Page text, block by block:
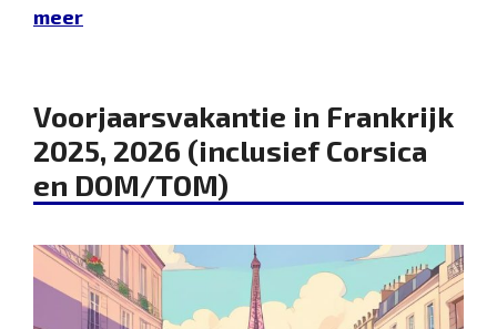
meer
Voorjaarsvakantie in Frankrijk
2025, 2026 (inclusief Corsica
en DOM/TOM)